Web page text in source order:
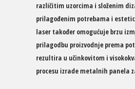
različitim uzorcima i složenim
prilagođenim potrebama i
laser također omogućuje brzu
prilagodbu proizvodnje prema
rezultira u učinkovitom i
procesu izrade metalnih panela